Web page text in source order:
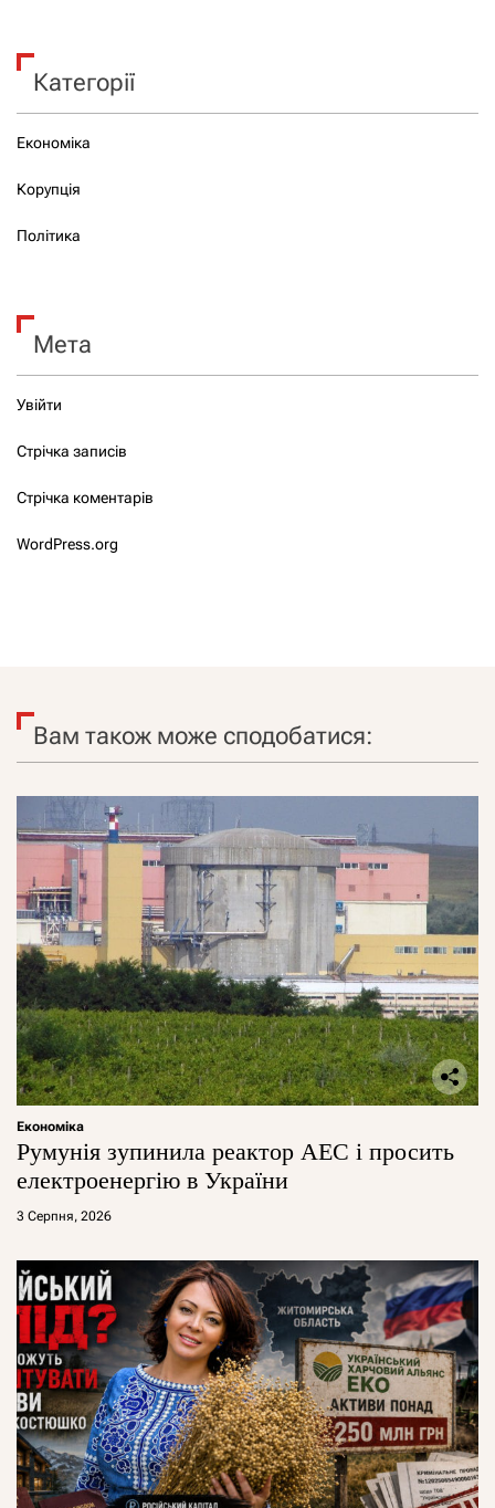
Категорії
Економіка
Корупція
Політика
Мета
Увійти
Стрічка записів
Стрічка коментарів
WordPress.org
Вам також може сподобатися:
Економіка
Румунія зупинила реактор АЕС і просить
електроенергію в України
3 Серпня, 2026